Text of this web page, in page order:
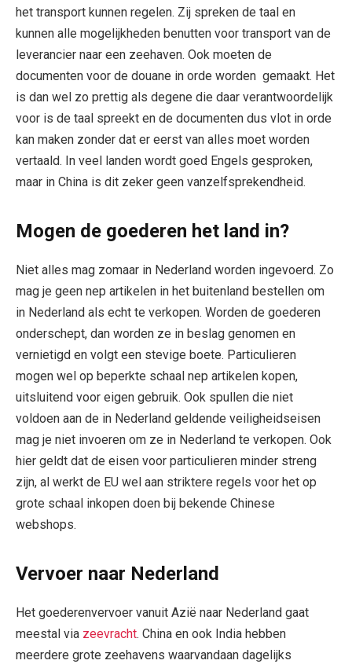
het transport kunnen regelen. Zij spreken de taal en
kunnen alle mogelijkheden benutten voor transport van de
leverancier naar een zeehaven. Ook moeten de
documenten voor de douane in orde worden gemaakt. Het
is dan wel zo prettig als degene die daar verantwoordelijk
voor is de taal spreekt en de documenten dus vlot in orde
kan maken zonder dat er eerst van alles moet worden
vertaald. In veel landen wordt goed Engels gesproken,
maar in China is dit zeker geen vanzelfsprekendheid.
Mogen de goederen het land in?
Niet alles mag zomaar in Nederland worden ingevoerd. Zo
mag je geen nep artikelen in het buitenland bestellen om
in Nederland als echt te verkopen. Worden de goederen
onderschept, dan worden ze in beslag genomen en
vernietigd en volgt een stevige boete. Particulieren
mogen wel op beperkte schaal nep artikelen kopen,
uitsluitend voor eigen gebruik. Ook spullen die niet
voldoen aan de in Nederland geldende veiligheidseisen
mag je niet invoeren om ze in Nederland te verkopen. Ook
hier geldt dat de eisen voor particulieren minder streng
zijn, al werkt de EU wel aan striktere regels voor het op
grote schaal inkopen doen bij bekende Chinese
webshops.
Vervoer naar Nederland
Het goederenvervoer vanuit Azië naar Nederland gaat
meestal via zeevracht. China en ook India hebben
meerdere grote zeehavens waarvandaan dagelijks